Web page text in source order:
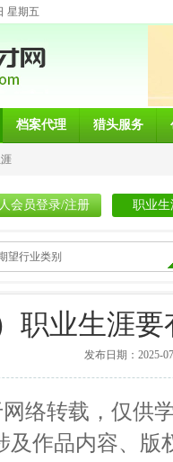
星期五
档案代理 猎头服务
会员登录/注册 职业生
望行业类别
职业生涯
发布日期：2025-
络转载，仅供
及作品内容、版